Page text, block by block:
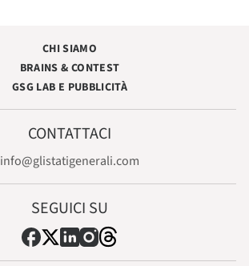
CHI SIAMO
BRAINS & CONTEST
GSG LAB E PUBBLICITÀ
CONTATTACI
info@glistatigenerali.com
SEGUICI SU